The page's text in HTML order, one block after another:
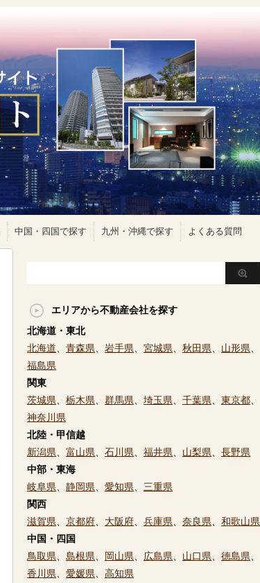
中国・四国で探す 九州・沖縄で探す よくある質問
エリアから不動産会社を探す
北海道・東北
北海道
青森県 岩手県 宮城県 秋田県 山形県
福島県
関東
茨城県
栃木県 群馬県 埼玉県 千葉県 東京都
神奈川県
北陸・甲信越
新潟県
富山県 石川県 福井県 山梨県
長野県
中部・東海
岐阜県
静岡県 愛知県
三重県
関西
滋賀県
京都府 大阪府 兵庫県 奈良県
和歌山県
中国・四国
鳥取県
島根県 岡山県 広島県 山口県 徳島県
香川県
愛媛県
高知県